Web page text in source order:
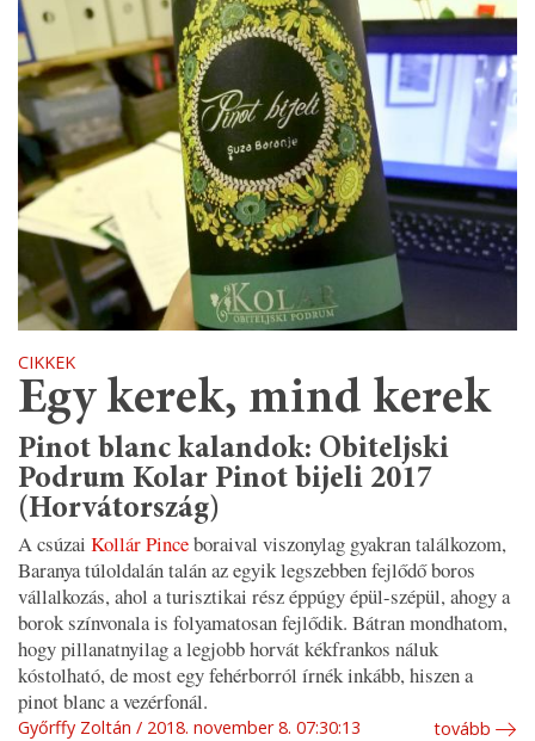
CIKKEK
Egy kerek, mind kerek
Pinot blanc kalandok: Obiteljski
Podrum Kolar Pinot bijeli 2017
(Horvátország)
A csúzai Kollár Pinceboraival viszonylag gyakran találkozom,
Baranya túloldalán talán az egyik legszebben fejlődő boros
vállalkozás, ahol a turisztikai rész éppúgy épül-szépül, ahogy a
borok színvonala is folyamatosan fejlődik. Bátran mondhatom,
hogy pillanatnyilag a legjobb horvát kékfrankos náluk
kóstolható, de most egy fehérborról írnék inkább, hiszen a
pinot blanc a vezérfonál.
Győrffy Zoltán 2018. november 8. 07:30:13 tovább